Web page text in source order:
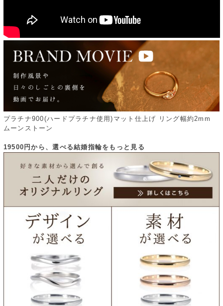
プラチナ900(ハードプラチナ使用)マット仕上げ リング幅約2mm
ムーンストーン
19500円から、選べる結婚指輪をもっと見る